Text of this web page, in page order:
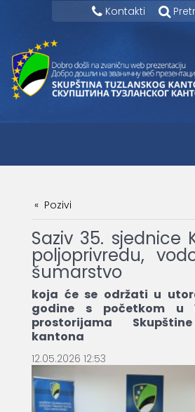
Kontakti
Pozivi
Saziv 35. sjednice
poljoprivredu,
šumarstvo
koja će se održati u
godine s početkom u
prostorijama
kantona
12.05.2026 12:53